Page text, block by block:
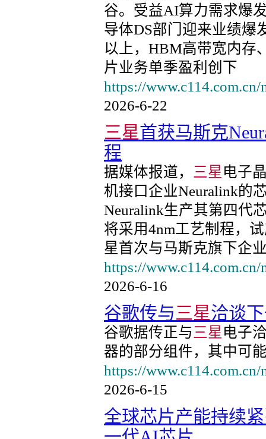
谷。受益AI算力需求爆
导体DS部门迎来业绩爆
以上，HBM高带宽内存
片业务单季盈利创下
https://
2026-6-22
三星首获马斯克
程
据媒体报道， 三星 电子
机接口企业Neuralink的
Neuralink生产其第四代
将采用4nm工艺制程，
星首次与马斯克旗下企
https://
2026-6-16
谷歌传与三星洽谈
谷歌据传正与 三星 电子
器的部分组件，其中可
https://
2026-6-15
全球芯片产能持续